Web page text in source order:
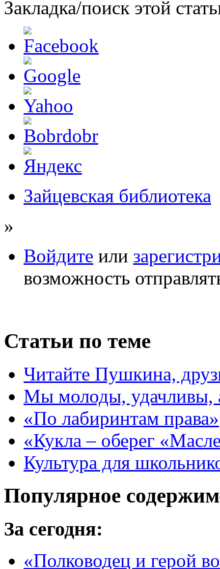
Закладка/поиск этой
Зайцевская библиотека
»
Войдите или
возможность
Статьи по теме
Читайте Пушкина,
Мы молоды, удачливы,
«По лабиринтам права»
«Кукла – оберег
Культура для
Популярное
За сегодня:
«Полководец и герой